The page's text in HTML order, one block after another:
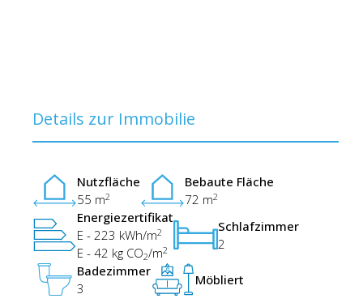
Details zur Immobilie
Nutzfläche
55 m2
Bebaute Fläche
72 m2
Energiezertifikat
E - 223 kWh/m2
E - 42 kg CO2/m2
Schlafzimmer
2
Badezimmer
3
Möbliert